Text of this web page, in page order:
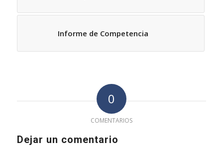
Informe de Competencia
0
COMENTARIOS
Dejar un comentario